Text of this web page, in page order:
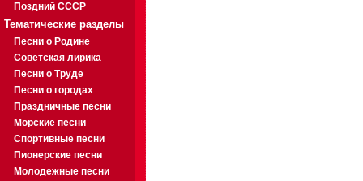
Поздний СССР
Тематические разделы
Песни о Родине
Советская лирика
Песни о Труде
Песни о городах
Праздничные песни
Морские песни
Спортивные песни
Пионерские песни
Молодежные песни